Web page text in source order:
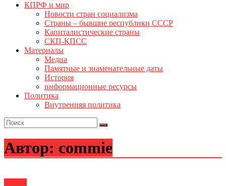
КПРФ и мир
Новости стран социализма
Страны – бывшие республики СССР
Капиталистические страны
СКП-КПСС
Материалы
Медиа
Памятные и знаменательные даты
История
информационные ресурсы
Политика
Внутренняя политика
Автор: commie